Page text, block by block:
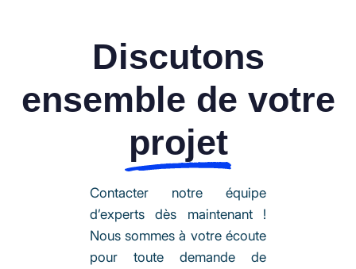
Discutons
ensemble de votre
projet
Contacter notre équipe
d’experts dès maintenant !
Nous sommes à votre écoute
pour toute demande de